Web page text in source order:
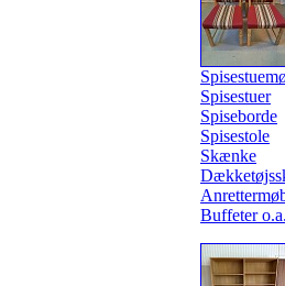
Spisestuer
Spiseborde
Spisestole
Skænke
Buffeter